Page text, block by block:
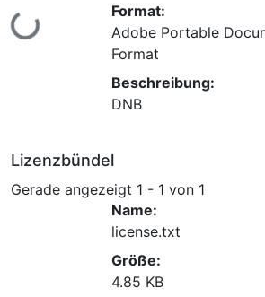
Lade...
Format:
Adobe Portable
Format
Beschreibung:
DNB
Lizenzbündel
Gerade angezeigt 1 - 1 von 1
Name:
license.txt
Größe:
4.85 KB